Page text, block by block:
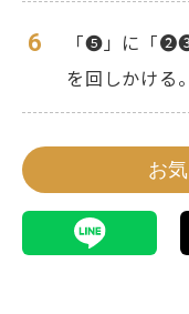
6
「❺」に「
を回しかける。
お